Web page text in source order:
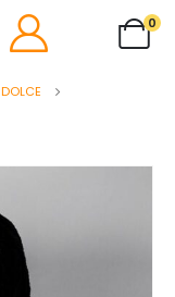
0
DOLCE